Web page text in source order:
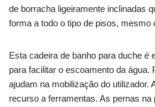
de borracha ligeiramente inclinadas
forma a todo o tipo de pisos, mesmo
Esta cadeira de banho para duche é
para facilitar o escoamento da água.
ajudam na mobilização do utilizador.
recurso a ferramentas. As pernas na